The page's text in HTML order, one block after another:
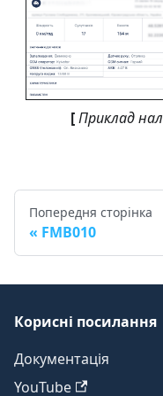
[ Приклад
Попередня сторінка
FMB010
Корисні посилання
Документація
YouTube